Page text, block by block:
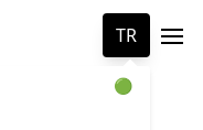
TR
🟢